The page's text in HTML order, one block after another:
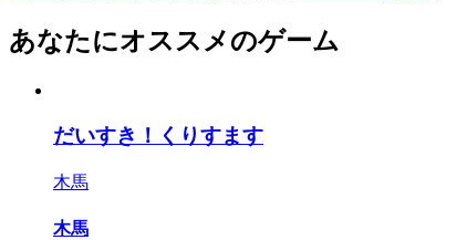
あなたにオススメのゲーム
だいすき！くりすます
木馬
木馬